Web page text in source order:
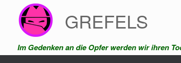
springen
GREFELS
Im Gedenken an die Opfer werden wir ihren